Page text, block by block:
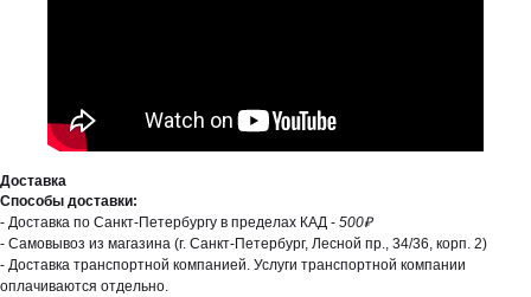
Доставка
Способы доставки:
- Доставка по Санкт-Петербургу в пределах КАД - 500₽
- Самовывоз из магазина (г. Санкт-Петербург, Лесной пр., 34/36, корп. 2)
- Доставка транспортной компанией. Услуги транспортной компании
оплачиваются отдельно.